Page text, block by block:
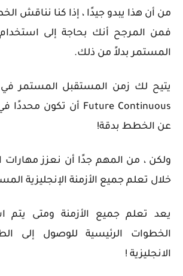
من أن هذا يبدو جيدًا ، إذا كنا نناقش
فمن المرجح أنك بحاجة إلى
المستمر بدلاً من ذلك.
يتيح لك زمن المستقبل المستمر في
Future Continuous أن تكون محددًا
عن الخطط بدقة!
ولكن ، من المهم جدًا أن نعزز مهارات
خلال تعلم جميع الأزمنة الإنجليزية
يعد تعلم جميع الأزمنة ومتى يتم
الخطوات الرئيسية للوصول إلى
الانجليزية !